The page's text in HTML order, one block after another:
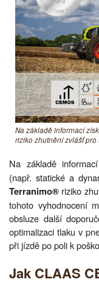
Na základě informací
riziko zhutnění zvlášť pro
Na základě
(např. statické a
Terranimo® riziko
tohoto vyhodnocení
obsluze další
optimalizaci tlaku v
při jízdě po poli k
Jak CLAAS